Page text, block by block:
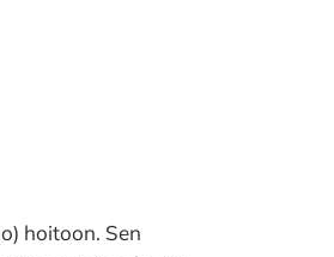
hoitoon. Sen